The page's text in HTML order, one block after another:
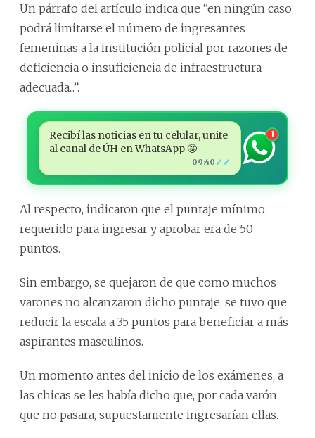
Un párrafo del artículo indica que “en ningún caso
podrá limitarse el número de ingresantes
femeninas a la institución policial por razones de
deficiencia o insuficiencia de infraestructura
adecuada...”.
Recibí las noticias en tu celular, unite
al canal de ÚH en WhatsApp 🤩
09:40 ✓✓
1
Al respecto, indicaron que el puntaje mínimo
requerido para ingresar y aprobar era de 50
puntos.
Sin embargo, se quejaron de que como muchos
varones no alcanzaron dicho puntaje, se tuvo que
reducir la escala a 35 puntos para beneficiar a más
aspirantes masculinos.
Un momento antes del inicio de los exámenes, a
las chicas se les había dicho que, por cada varón
que no pasara, supuestamente ingresarían ellas.